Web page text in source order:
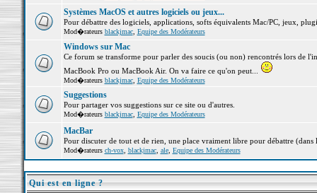
Systèmes MacOS et autres logiciels ou jeux...
Pour débattre des logiciels, applications, softs équivalents Mac/PC, jeux,
Mod�rateurs blackjmac, Equipe des Modérateurs
Windows sur Mac
Ce forum se transforme pour parler des soucis (ou non) rencontrés lors de
MacBook Pro ou MacBook Air. On va faire ce qu'on peut...
Mod�rateurs blackjmac, Equipe des Modérateurs
Suggestions
Pour partager vos suggestions sur ce site ou d'autres.
Mod�rateurs blackjmac, Equipe des Modérateurs
MacBar
Pour discuter de tout et de rien, une place vraiment libre pour débattre (dans
Mod�rateurs ch-vox, blackjmac, ale, Equipe des Modérateurs
Qui est en ligne ?